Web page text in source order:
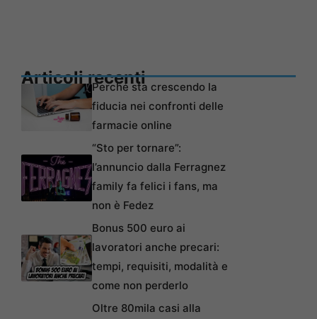
Articoli recentiPerché sta crescendo la
fiducia nei confronti delle
farmacie online
“Sto per tornare”:
l’annuncio dalla Ferragnez
family fa felici i fans, ma
non è Fedez
Bonus 500 euro ai
lavoratori anche precari:
tempi, requisiti, modalità e
come non perderlo
Oltre 80mila casi alla